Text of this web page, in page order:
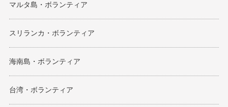
マルタ島・ボランティア
スリランカ・ボランティア
海南島・ボランティア
台湾・ボランティア